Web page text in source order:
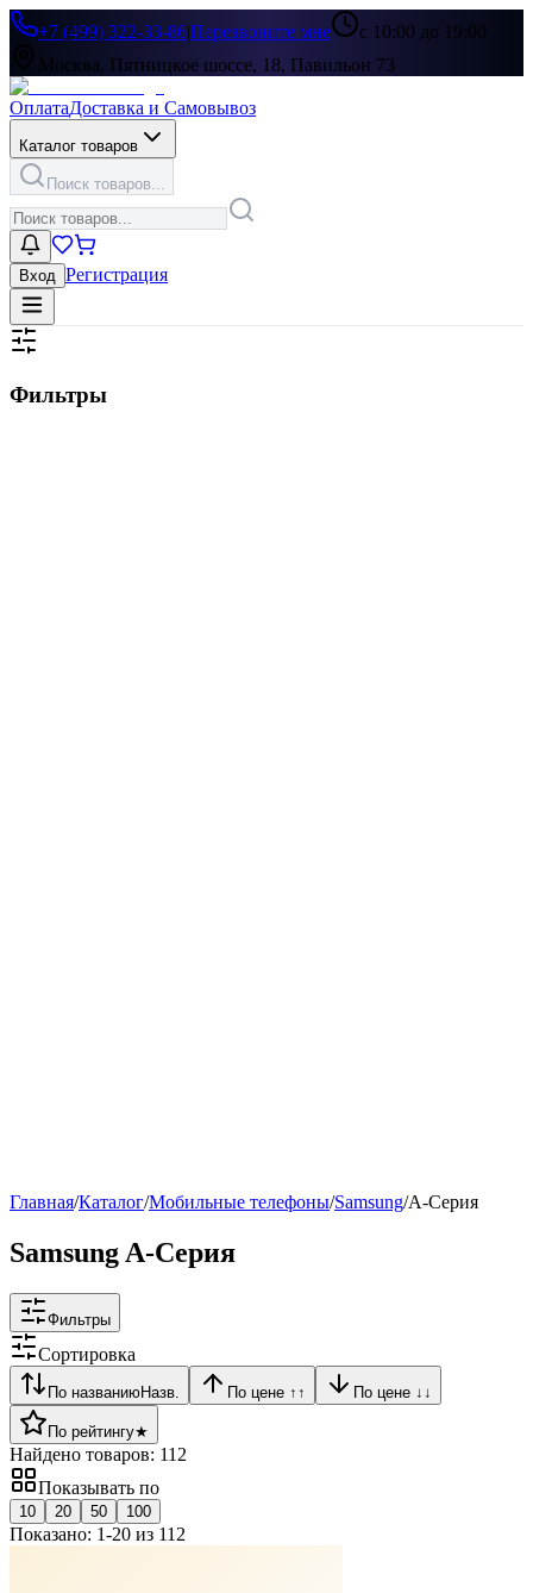
+7 (499) 322-33-86|Перезвоните мне
с 10:00 до 19:00
Москва, Пятницкое шоссе, 18, Павильон 73
ОплатаДоставка и Самовывоз
Каталог товаров
Поиск товаров...
Вход Регистрация
Фильтры
Главная/Каталог/Мобильные телефоны/Samsung/A-Серия
Samsung A-Серия
Фильтры
Сортировка
По названиюНазв. По цене ↑ ↑ По цене ↓ ↓
По рейтингу★
Найдено товаров: 112
Показывать по
10 20 50 100
Показано: 1-20 из 112